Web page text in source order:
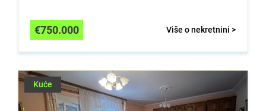
Više o nekretnini >
€750.000
Kuće